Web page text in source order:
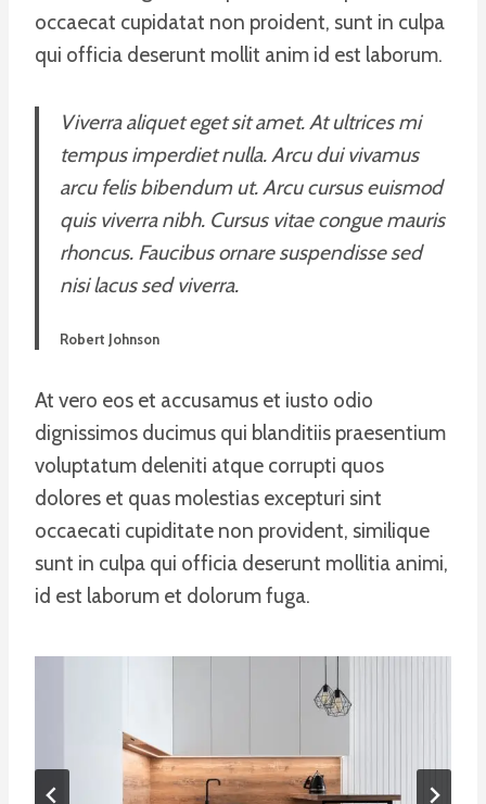
occaecat cupidatat non proident, sunt in culpa
qui officia deserunt mollit anim id est laborum.
Viverra aliquet eget sit amet. At ultrices mi
tempus imperdiet nulla. Arcu dui vivamus
arcu felis bibendum ut. Arcu cursus euismod
quis viverra nibh. Cursus vitae congue mauris
rhoncus. Faucibus ornare suspendisse sed
nisi lacus sed viverra.
Robert Johnson
At vero eos et accusamus et iusto odio
dignissimos ducimus qui blanditiis praesentium
voluptatum deleniti atque corrupti quos
dolores et quas molestias excepturi sint
occaecati cupiditate non provident, similique
sunt in culpa qui officia deserunt mollitia animi,
id est laborum et dolorum fuga.